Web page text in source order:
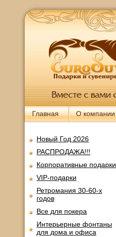
Главная О компании
Новый Год 2026
РАСПРОДАЖА!!!
Корпоративные подарки
VIP-подарки
Ретромания 30-60-х
годов
Все для покера
Интерьерные фонтаны
для дома и офиса